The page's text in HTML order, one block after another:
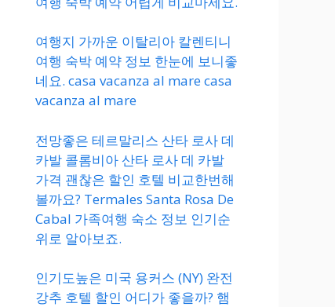
여행지 가까운 이탈리아 칼렌티니
여행 숙박 예약 정보 한눈에 보니좋
네요. casa vacanza al mare casa
vacanza al mare
전망좋은 테르말리스 산타 로사 데
카발 콜롬비아 산타 로사 데 카발
가격 괜찮은 할인 호텔 비교한번해
볼까요? Termales Santa Rosa De
Cabal 가족여행 숙소 정보 인기순
위로 알아보죠.
인기도높은 미국 용커스 (NY) 완전
강추 호텔 할인 어디가 좋을까? 햄